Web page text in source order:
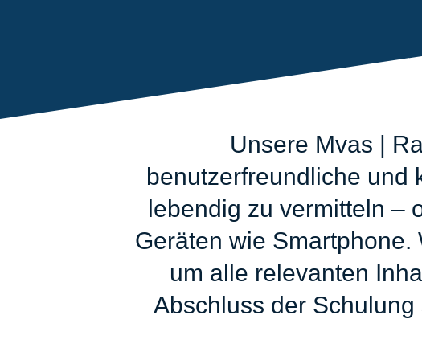
Unsere Mvas |
benutzerfreundliche und
lebendig zu vermitteln –
Geräten wie
um alle relevanten
Abschluss der